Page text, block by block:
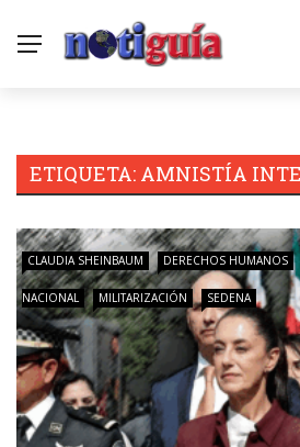
ETIQUETA: AMNISTÍA
CLAUDIA SHEINBAUM DERECHOS HUMANOS
NACIONAL MILITARIZACIÓN SEDENA